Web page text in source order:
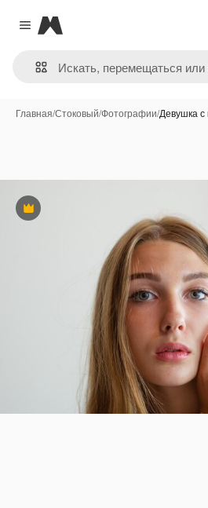
Close menu
Magnific
Главная/Стоковый/Фотографии/Девушка
Премиум